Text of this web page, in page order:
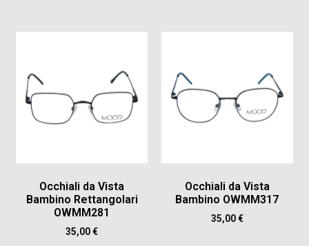
Occhiali da Vista
Bambino Rettangolari
OWMM281
35,00€
Occhiali da Vista
Bambino OWMM317
35,00€